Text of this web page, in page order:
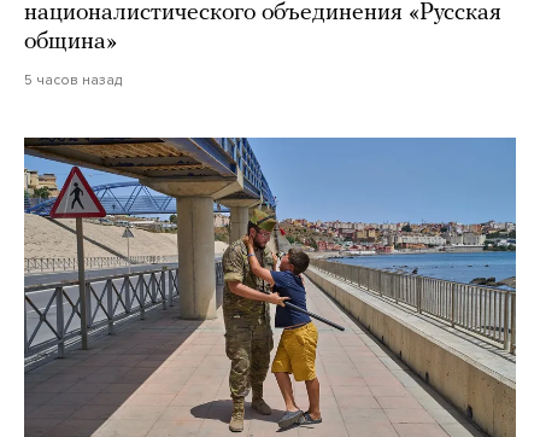
националистического объединения «Русская
община»
5 часов назад